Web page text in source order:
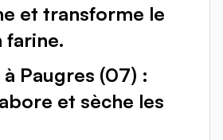
et transforme le
farine.
Paugres (07) :
et sèche les